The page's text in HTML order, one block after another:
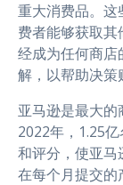
重大消费品。这
费者能够获取
经成为任何商
解，以帮助决策
亚马逊是最大的
2022年，1.25
和评分，使亚马
在每个月提交的